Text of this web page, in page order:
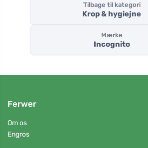
Tilbage til kategori
Krop & hygiejne
Mærke
Incognito
Ferwer
Om os
Engros